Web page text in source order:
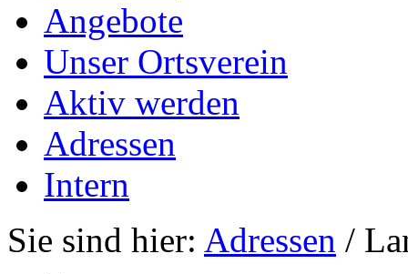
Angebote
Unser Ortsverein
Aktiv werden
Adressen
Intern
Sie sind hier: Adressen /